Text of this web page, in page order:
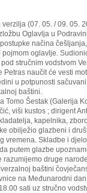
verzilja (07. 05. / 09. 05.
Oglavlja u
načina
oglavlje.
stručnim vodstvom
naučit će vesti
u potpunosti
baštini.
Tomo Šestak (Galerija
viši kustos ; dirigent
kapelnika,
obilježio glazbeni i
vremena. Skladbe i
putem glazbe
druge
baštini
na Međunarodni
sati uz stručno